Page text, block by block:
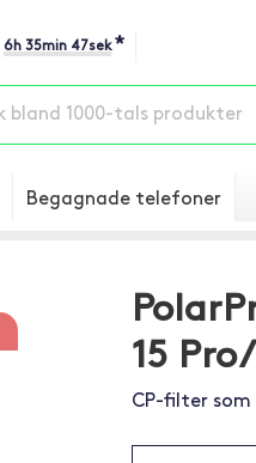
6h 35min 46sek *
Begagnade telefoner
15
CP-filter som